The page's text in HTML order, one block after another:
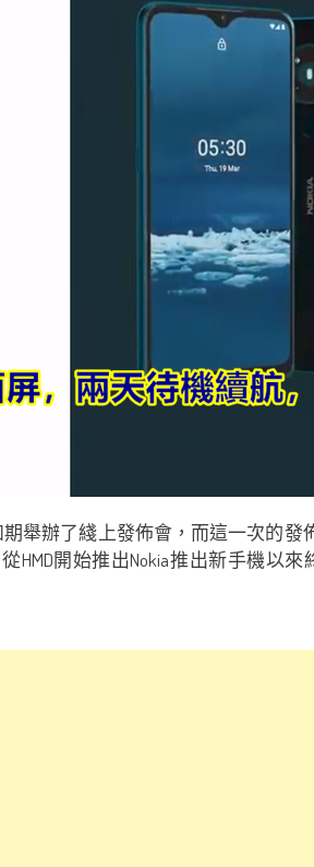
期舉辦了綫上發佈會，而這一次的
HMD開始推出Nokia推出新手機